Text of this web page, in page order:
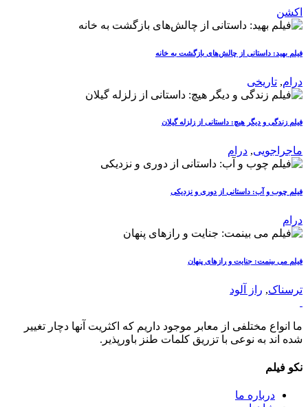
اکشن
فیلم بهید: داستانی از چالش‌های بازگشت به خانه
درام, تاریخی
فیلم زندگی و دیگر هیچ: داستانی از زلزله گیلان
ماجراجویی, درام
فیلم چوب و آب: داستانی از دوری و نزدیکی
درام
فیلم می بینمت: جنایت و رازهای پنهان
ترسناک, راز آلود
ما انواع مختلفی از معابر موجود داریم که اکثریت آنها دچار تغییر
شده اند به نوعی با تزریق کلمات طنز باورپذیر.
نکو فیلم
درباره ما